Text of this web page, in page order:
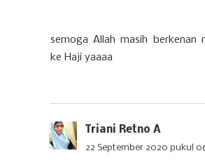
semoga Allah masih berkenan
ke Haji yaaaa
Triani Retno A
22 September 2020 pukul